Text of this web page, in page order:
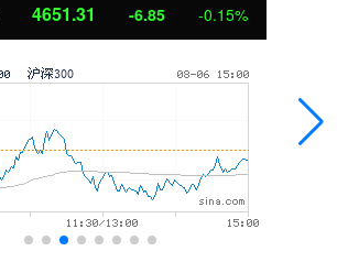
4651.31 -6.85 -0.15%